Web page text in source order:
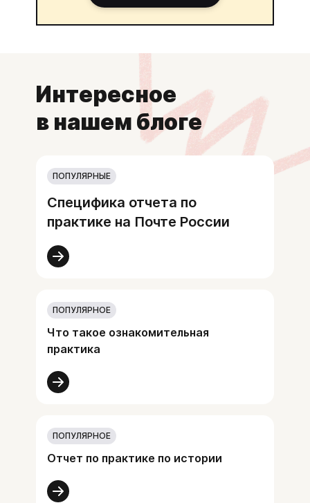
Интересное
в нашем блоге
ПОПУЛЯРНЫЕ
Специфика отчета по
практике на Почте России
ПОПУЛЯРНОЕ
Что такое ознакомительная
практика
ПОПУЛЯРНОЕ
Отчет по практике по истории